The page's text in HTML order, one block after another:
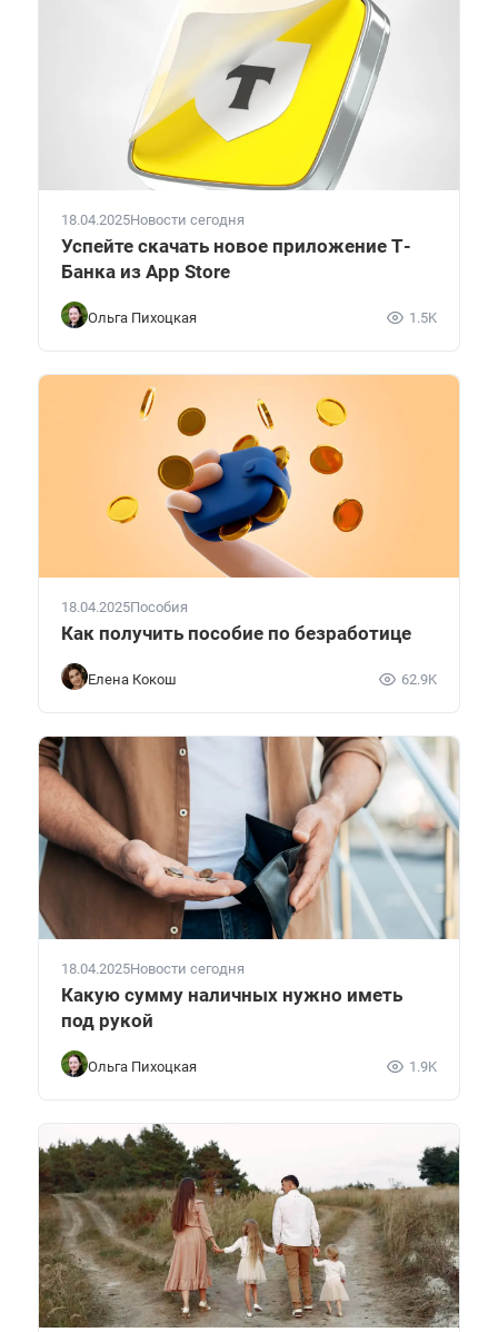
18.04.2025Новости сегодня
Успейте скачать новое приложение Т-
Банка из App Store
Ольга Пихоцкая 1.5K
18.04.2025Пособия
Как получить пособие по безработице
Елена Кокош 62.9K
18.04.2025Новости сегодня
Какую сумму наличных нужно иметь
под рукой
Ольга Пихоцкая 1.9K